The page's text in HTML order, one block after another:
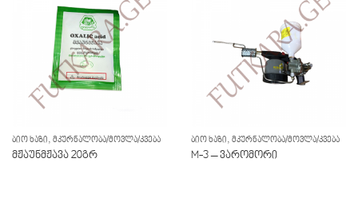
ᲑᲘᲝ ᲮᲐᲖᲘ, ᲛᲙᲣᲠᲜᲐᲚᲝᲑᲐ/ᲛᲝᲕᲚᲐ/ᲙᲕᲔᲑᲐ
მჟაუნმჟავა 20გრ
ᲑᲘᲝ ᲮᲐᲖᲘ, ᲛᲙᲣᲠᲜᲐᲚᲝᲑᲐ/ᲛᲝᲕᲚᲐ/ᲙᲕᲔᲑᲐ
M-3 – ვარომორი